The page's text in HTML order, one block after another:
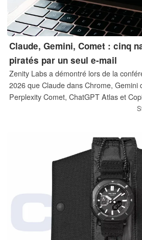
Claude, Gemini, Comet : cinq
piratés par un seul e-mail
Zenity Labs a démontré lors de la
2026 que Claude dans Chrome, Gemini
Perplexity Comet, ChatGPT Atlas et
être détournés à l'encontre de leurs
suffisent, et la victime n’a même pas
que ce soit. Voici en quoi consistaient
sécuriser votre agent.